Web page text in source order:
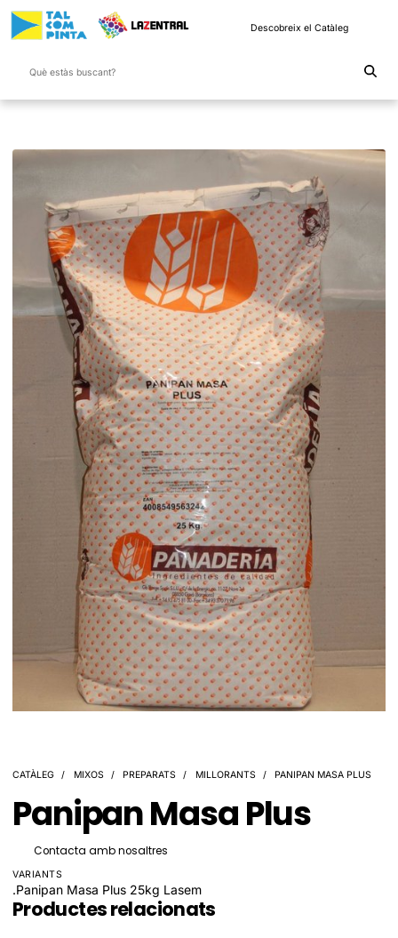
Descobreix el Catàleg
CATÀLEG MIXOS PREPARATS MILLORANTS PANIPAN MASA PLUS
Panipan Masa Plus
Contacta amb nosaltres
VARIANTS
.Panipan Masa Plus 25kg Lasem
Productes relacionats